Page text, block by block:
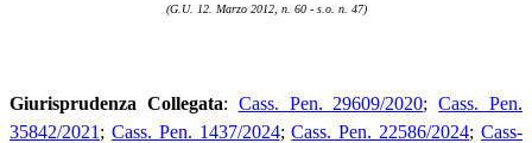
(G.U. 12. Marzo 2012, n. 60 - s.o. n. 47)
Giurisprudenza Collegata: Cass. Pen. 29609/2020;Cass. Pen.
35842/2021 ; Cass. Pen. 1437/2024;Cass. Pen. 22586/2024;Cass-